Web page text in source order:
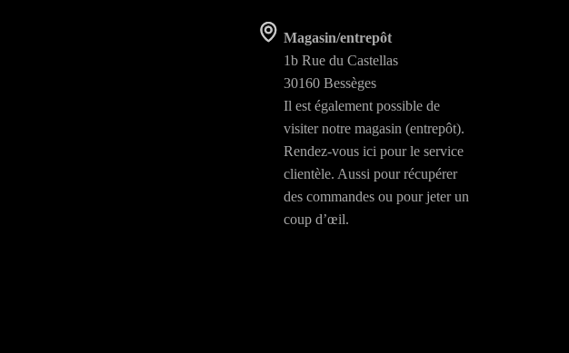
Magasin/entrepôt
1b Rue du Castellas
30160 Bessèges
Il est également possible de
visiter notre magasin (entrepôt).
Rendez-vous ici pour le service
clientèle. Aussi pour récupérer
des commandes ou pour jeter un
coup d’œil.